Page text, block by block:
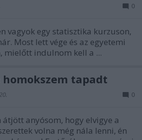
0
vagyok egy statisztika kurzuson,
Most lett vége és az egyetemi
mielőtt indulnom kell a ...
homokszem tapadt
0
anyósom, hogy elvigye a
volna még nála lenni, én